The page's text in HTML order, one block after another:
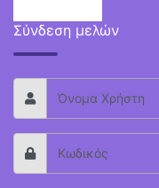
Σύνδεση μελών